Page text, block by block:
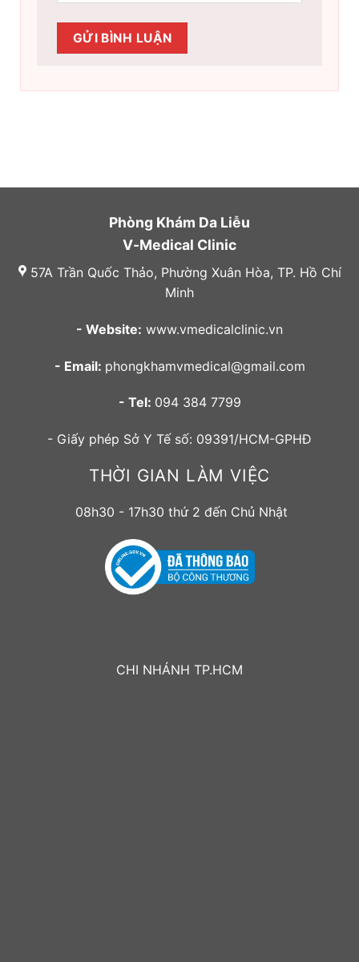
Phòng Khám Da Liễu
V-Medical Clinic
57A Trần Quốc Thảo, Phường Xuân Hòa, TP. Hồ Chí
Minh
- Website: www.vmedicalclinic.vn
- Email: phongkhamvmedical@gmail.com
- Tel: 094 384 7799
- Giấy phép Sở Y Tế số: 09391/HCM-GPHĐ
THỜI GIAN LÀM VIỆC
08h30 - 17h30 thứ 2 đến Chủ Nhật
CHI NHÁNH TP.HCM